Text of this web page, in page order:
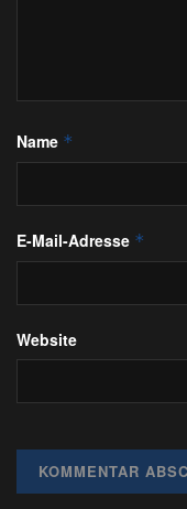
Name *
E-Mail-Adresse *
Website